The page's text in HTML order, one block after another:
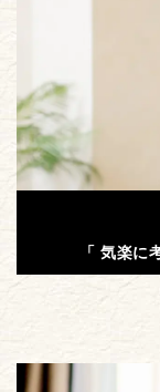
「 気楽に